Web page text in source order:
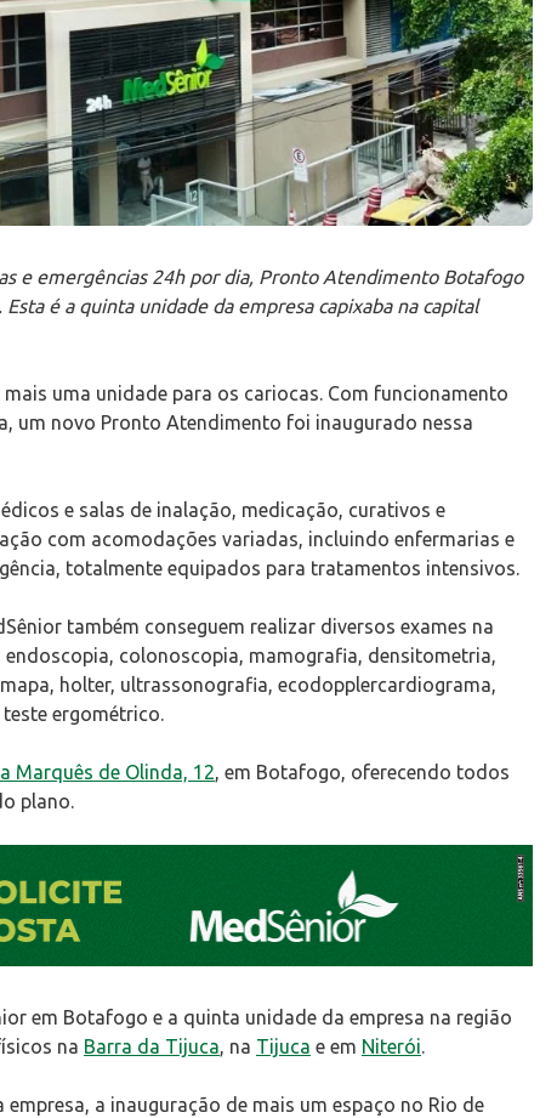
e emergências 24h por dia, Pronto Atendimento Botafogo
é a quinta unidade da empresa capixaba na capital
uma unidade para os cariocas. Com funcionamento
um novo Pronto Atendimento foi inaugurado nessa
e salas de inalação, medicação, curativos e
com acomodações variadas, incluindo enfermarias e
totalmente equipados para tratamentos intensivos.
também conseguem realizar diversos exames na
colonoscopia, mamografia, densitometria,
holter, ultrassonografia, ecodopplercardiograma,
ergométrico.
Marquês de Olinda, 12, em Botafogo, oferecendo todos
plano.
em Botafogo e a quinta unidade da empresa na região
na Barra da Tijuca, na Tijuca e em Niterói.
a inauguração de mais um espaço no Rio de